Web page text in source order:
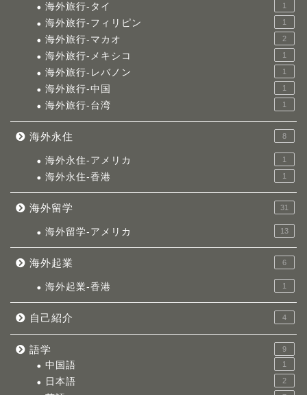
海外旅行-タイ 1
海外旅行-フィリピン 1
海外旅行-マカオ 2
海外旅行-メキシコ 1
海外旅行-レバノン 1
海外旅行-中国 1
海外旅行-台湾 1
海外永住 8
海外永住-アメリカ 1
海外永住-香港 1
海外留学 31
海外留学-アメリカ 13
海外起業 6
海外起業-香港 1
自己紹介 4
語学 9
中国語 1
日本語 2